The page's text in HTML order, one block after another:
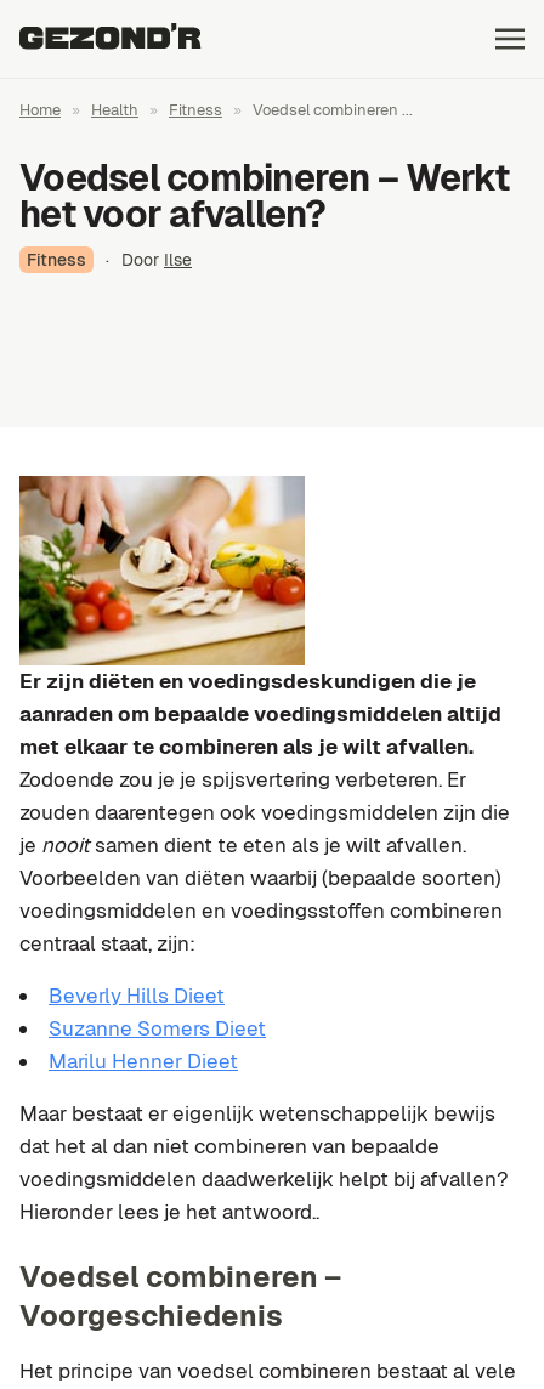
Home » Health » Fitness » Voedsel combineren ...
Voedsel combineren – Werkt
het voor afvallen?
Fitness · Door Ilse
Er zijn diëten en voedingsdeskundigen die je
aanraden om bepaalde voedingsmiddelen altijd
met elkaar te combineren als je wilt afvallen.
Zodoende zou je je spijsvertering verbeteren. Er
zouden daarentegen ook voedingsmiddelen zijn die
je nooitsamen dient te eten als je wilt afvallen.
Voorbeelden van diëten waarbij (bepaalde soorten)
voedingsmiddelen en voedingsstoffen combineren
centraal staat, zijn:
Beverly Hills Dieet
Suzanne Somers Dieet
Marilu Henner Dieet
Maar bestaat er eigenlijk wetenschappelijk bewijs
dat het al dan niet combineren van bepaalde
voedingsmiddelen daadwerkelijk helpt bij afvallen?
Hieronder lees je het antwoord..
Voedsel combineren –
Voorgeschiedenis
Het principe van voedsel combineren bestaat al vele